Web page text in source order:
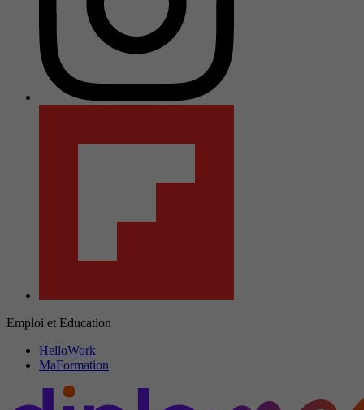
Emploi et Education
HelloWork
MaFormation